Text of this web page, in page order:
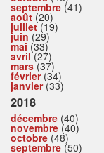
septembre (41)
août (20)
juillet(19)
juin (29)
mai (33)
avril(27)
mars(37)
février(34)
janvier(33)
2018
décembre (40)
novembre (40)
octobre (48)
septembre (50)